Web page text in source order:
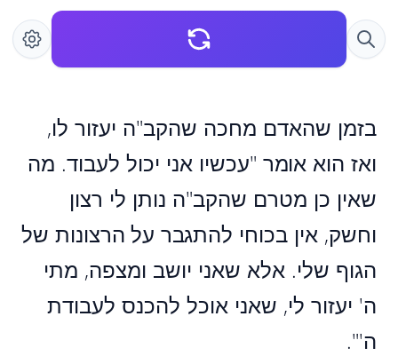
בזמן שהאדם מחכה שהקב"ה יעזור לו,
ואז הוא אומר "עכשיו אני יכול לעבוד. מה
שאין כן מטרם שהקב"ה נותן לי רצון
וחשק, אין בכוחי להתגבר על הרצונות של
הגוף שלי. אלא שאני יושב ומצפה, מתי
ה' יעזור לי, שאני אוכל להכנס לעבודת
ה'".